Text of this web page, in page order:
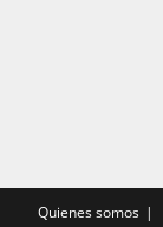
Quienes somos